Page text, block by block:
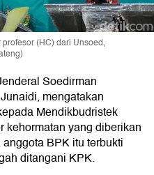
(HC) dari Unsoed,
Soedirman
mengatakan
Mendikbudristek
kehormatan yang diberikan
BPK itu terbukti
ditangani KPK.